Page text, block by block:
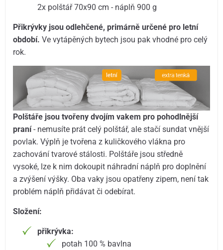
2x polštář 70x90 cm - náplň 900 g
Přikrývky jsou odlehčené, primárně určené pro letní
období. Ve vytápěných bytech jsou pak vhodné pro celý
rok.
Polštáře jsou tvořeny dvojím vakem pro pohodlnější
praní- nemusíte prát celý polštář, ale stačí sundat vnější
povlak. Výplň je tvořena z kuličkového vlákna pro
zachování tvarové stálosti. Polštáře jsou středně
vysoké, lze k nim dokoupit náhradní náplň pro doplnění
a zvýšení výšky. Oba vaky jsou opatřeny zipem, není tak
problém náplň přidávat či odebírat.
Složení:
přikrývka:
potah 100 % bavlna